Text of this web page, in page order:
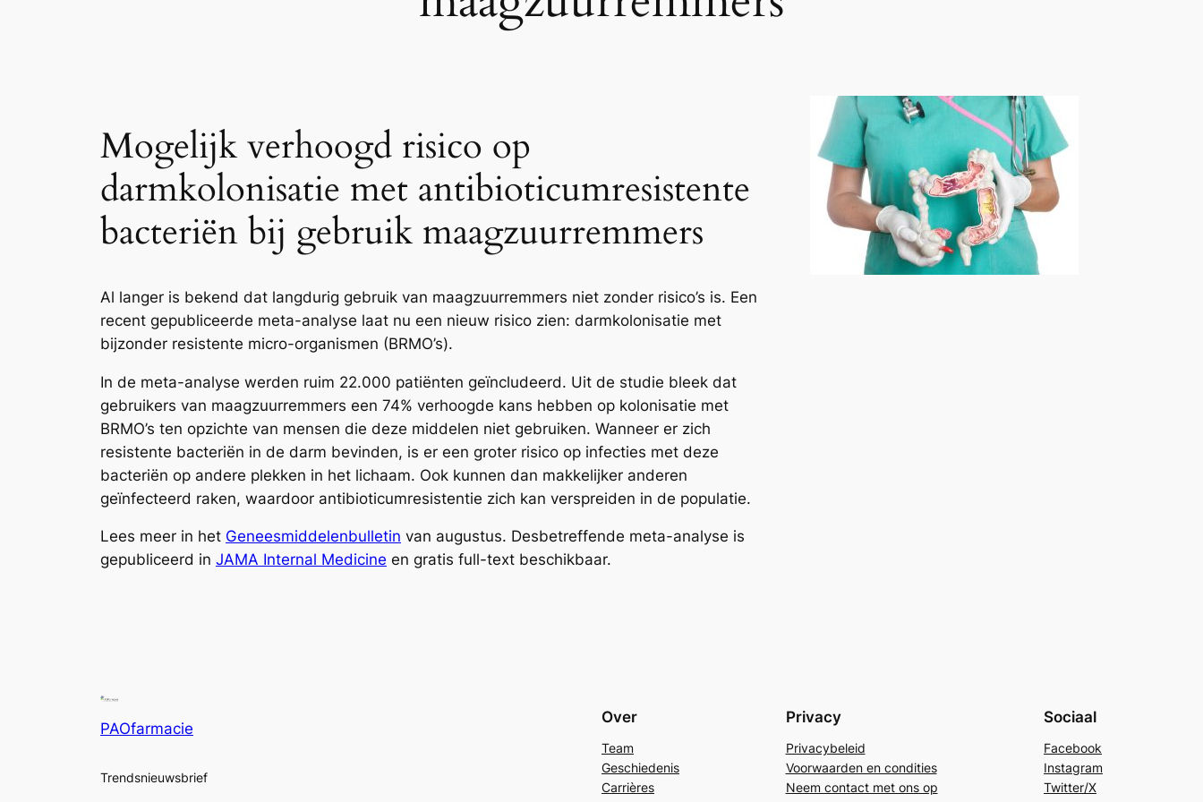
Mogelijk verhoogd risico op
darmkolonisatie met antibioticumresistente
bacteriën bij gebruik maagzuurremmers
Al langer is bekend dat langdurig gebruik van maagzuurremmers niet zonder risico’s is. Een
recent gepubliceerde meta-analyse laat nu een nieuw risico zien: darmkolonisatie met
bijzonder resistente micro-organismen (BRMO’s).
In de meta-analyse werden ruim 22.000 patiënten geïncludeerd. Uit de studie bleek dat
gebruikers van maagzuurremmers een 74% verhoogde kans hebben op kolonisatie met
BRMO’s ten opzichte van mensen die deze middelen niet gebruiken. Wanneer er zich
resistente bacteriën in de darm bevinden, is er een groter risico op infecties met deze
bacteriën op andere plekken in het lichaam. Ook kunnen dan makkelijker anderen
geïnfecteerd raken, waardoor antibioticumresistentie zich kan verspreiden in de populatie.
Lees meer in het Geneesmiddelenbulletin van augustus. Desbetreffende meta-analyse is
gepubliceerd in JAMA Internal Medicine en gratis full-text beschikbaar.
PAOfarmacie
Trendsnieuwsbrief
Over
Team
Geschiedenis
Carrières
Privacy
Privacybeleid
Voorwaarden en condities
Neem contact met ons op
Sociaal
Facebook
Instagram
Twitter/X